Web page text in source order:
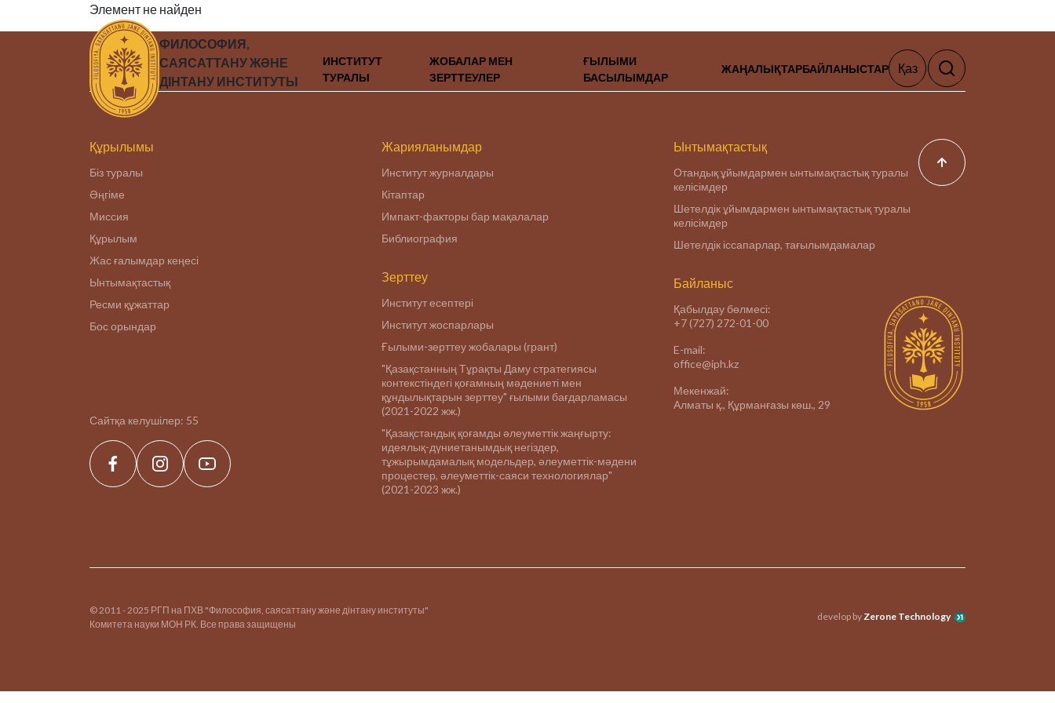
ФИЛОСОФИЯ,
САЯСАТТАНУ ЖӘНЕ
ДІНТАНУ ИНСТИТУТЫ
ИНСТИТУТ
ТУРАЛЫ
ЖОБАЛАР МЕН
ЗЕРТТЕУЛЕР
ҒЫЛЫМИ
БАСЫЛЫМДАР
ЖАҢАЛЫҚТАРБАЙЛАНЫСТАР Қаз
Элемент не найден
Құрылымы
Біз туралы
Әңгіме
Миссия
Құрылым
Жас ғалымдар кеңесі
Ынтымақтастық
Ресми құжаттар
Бос орындар
Сайтқа келушілер: 55
Жарияланымдар
Институт журналдары
Кітаптар
Импакт-факторы бар мақалалар
Библиография
Зерттеу
Институт есептері
Институт жоспарлары
Ғылыми-зерттеу жобалары (грант)
"Қазақстанның Тұрақты Даму стратегиясы
контекстіндегі қоғамның мәдениеті мен
құндылықтарын зерттеу" ғылыми бағдарламасы
(2021-2022 жж.)
"Қазақстандық қоғамды әлеуметтік жаңғырту:
идеялық-дүниетанымдық негіздер,
тұжырымдамалық модельдер, әлеуметтік-мәдени
процестер, әлеуметтік-саяси технологиялар"
(2021-2023 жж.)
Ынтымақтастық
Отандық ұйымдармен ынтымақтастық туралы
келісімдер
Шетелдік ұйымдармен ынтымақтастық туралы
келісімдер
Шетелдік іссапарлар, тағылымдамалар
Байланыс
Қабылдау бөлмесі:
+7 (727) 272-01-00
E-mail:
office@iph.kz
Мекенжай:
Алматы қ., Құрманғазы көш., 29
© 2011 - 2025 РГП на ПХВ "Философия, саясаттану және дінтану институты"
Комитета науки МОН РК. Все права защищены
develop byZerone Technology